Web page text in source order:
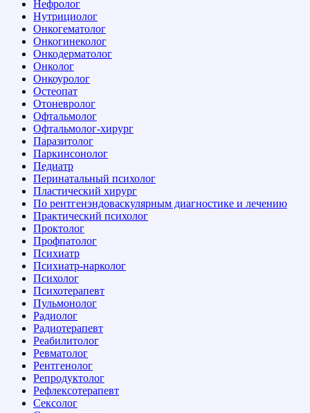
Нефролог
Нутрициолог
Онкогематолог
Онкогинеколог
Онкодерматолог
Онколог
Онкоуролог
Остеопат
Отоневролог
Офтальмолог
Офтальмолог-хирург
Паразитолог
Паркинсонолог
Педиатр
Перинатальный психолог
Пластический хирург
По рентгенэндоваскулярным диагностике и лечению
Практический психолог
Проктолог
Профпатолог
Психиатр
Психиатр-нарколог
Психолог
Психотерапевт
Пульмонолог
Радиолог
Радиотерапевт
Реабилитолог
Ревматолог
Рентгенолог
Репродуктолог
Рефлексотерапевт
Сексолог